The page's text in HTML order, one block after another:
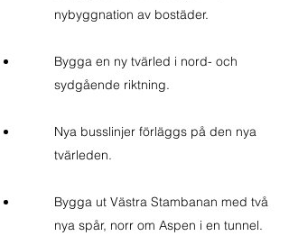
nybyggnation av bostäder.
Bygga en ny tvärled i nord- och
sydgående riktning.
Nya busslinjer förläggs på den nya
tvärleden.
Bygga ut Västra Stambanan med två
nya spår, norr om Aspen i en tunnel.